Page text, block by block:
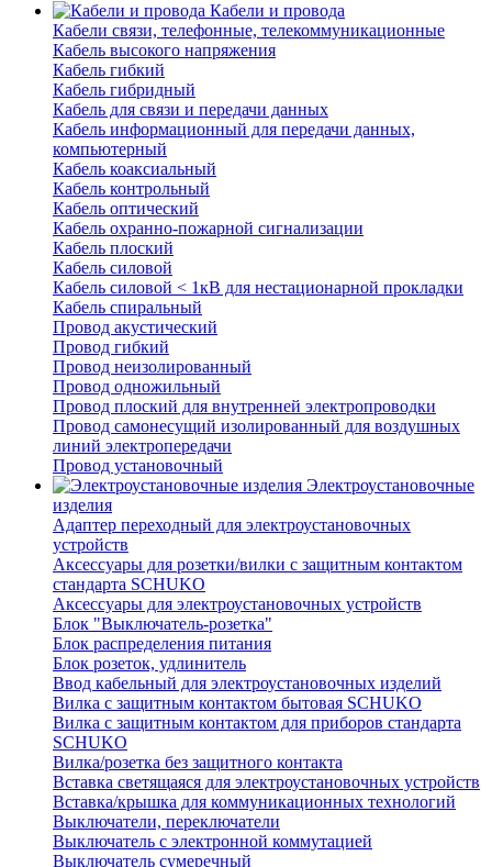
Кабели и провода
Кабели связи, телефонные, телекоммуникационные
Кабель высокого напряжения
Кабель гибкий
Кабель гибридный
Кабель для связи и передачи данных
Кабель информационный для передачи данных,
компьютерный
Кабель коаксиальный
Кабель контрольный
Кабель оптический
Кабель охранно-пожарной сигнализации
Кабель плоский
Кабель силовой
Кабель силовой < 1кВ для нестационарной прокладки
Кабель спиральный
Провод акустический
Провод гибкий
Провод неизолированный
Провод одножильный
Провод плоский для внутренней электропроводки
Провод самонесущий изолированный для воздушных
линий электропередачи
Провод установочный
Электроустановочные
изделия
Адаптер переходный для электроустановочных
устройств
Аксессуары для розетки/вилки с защитным контактом
стандарта SCHUKO
Аксессуары для электроустановочных устройств
Блок "Выключатель-розетка"
Блок распределения питания
Блок розеток, удлинитель
Ввод кабельный для электроустановочных изделий
Вилка с защитным контактом бытовая SCHUKO
Вилка с защитным контактом для приборов стандарта
SCHUKO
Вилка/розетка без защитного контакта
Вставка светящаяся для электроустановочных устройств
Вставка/крышка для коммуникационных технологий
Выключатели, переключатели
Выключатель с электронной коммутацией
Выключатель сумеречный